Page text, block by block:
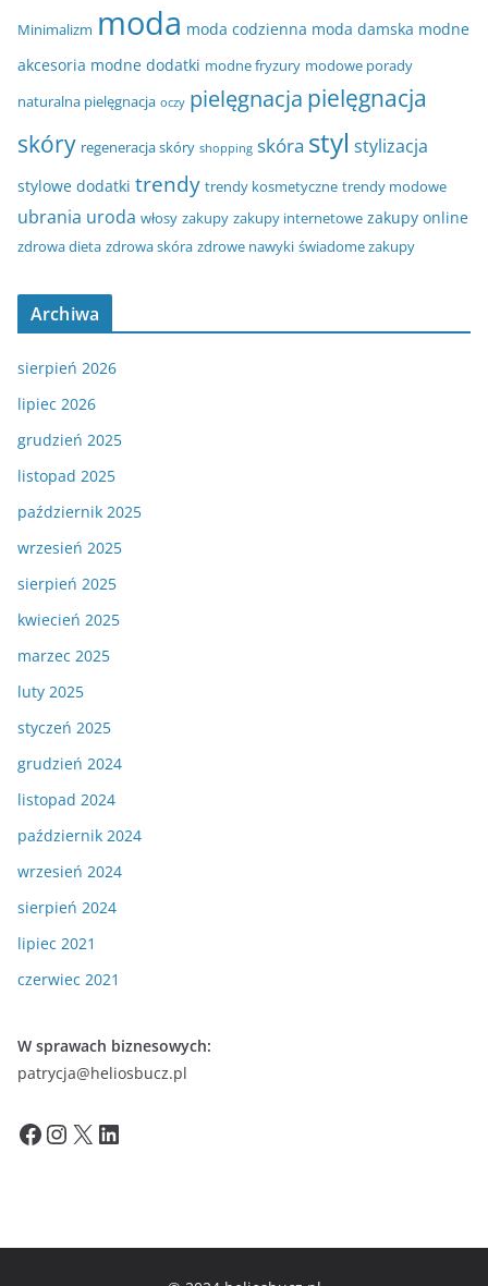
Minimalizm moda moda codzienna moda damska modne
akcesoria modne dodatki modne fryzury modowe porady
naturalna pielęgnacja oczy pielęgnacja pielęgnacja
skóry regeneracja skóry shopping skóra styl stylizacja
stylowe dodatki trendy trendy kosmetyczne trendy modowe
ubrania uroda włosy zakupy zakupy internetowe zakupy online
zdrowa dieta zdrowa skóra zdrowe nawyki świadome zakupy
Archiwa
sierpień 2026
lipiec 2026
grudzień 2025
listopad 2025
październik 2025
wrzesień 2025
sierpień 2025
kwiecień 2025
marzec 2025
luty 2025
styczeń 2025
grudzień 2024
listopad 2024
październik 2024
wrzesień 2024
sierpień 2024
lipiec 2021
czerwiec 2021
W sprawach biznesowych:
patrycja@heliosbucz.pl
Facebook InstagramX LinkedIn